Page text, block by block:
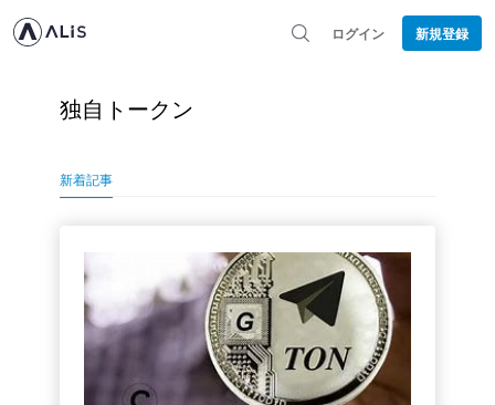
ログイン 新規登録
独自トークン
新着記事